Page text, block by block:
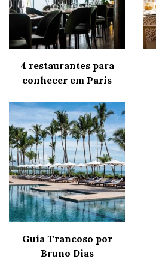
4 restaurantes para
conhecer em Paris
Guia Trancoso por
Bruno Dias